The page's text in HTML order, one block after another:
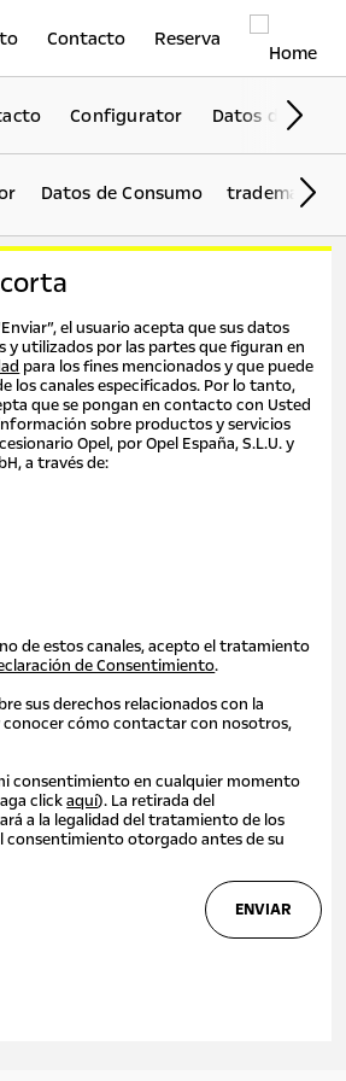
Contacto Reserva
Configurator Datos de
Datos de Consumo
trademark-
el usuario acepta que sus datos
y utilizados por las partes que figuran en
para los fines mencionados y que puede
los canales especificados. Por lo tanto,
que se pongan en contacto con Usted
sobre productos y servicios
Opel, por Opel España, S.L.U. y
a través de:
de estos canales, acepto el tratamiento
de Consentimiento.
sus derechos relacionados con la
conocer cómo contactar con nosotros,
consentimiento en cualquier momento
clickaquí). La retirada del
a la legalidad del tratamiento de los
consentimiento otorgado antes de su
ENVIAR